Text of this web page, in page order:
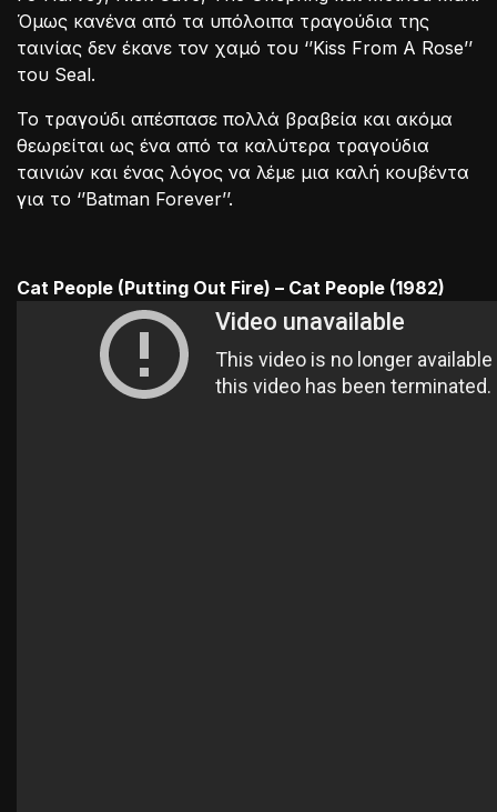
Όμως κανένα από τα υπόλοιπα τραγούδια της
ταινίας δεν έκανε τον χαμό του ‘’Kiss From A Rose’’
του Seal.
Το τραγούδι απέσπασε πολλά βραβεία και ακόμα
θεωρείται ως ένα από τα καλύτερα τραγούδια
ταινιών και ένας λόγος να λέμε μια καλή κουβέντα
για το ‘’Batman Forever’’.
Cat People (Putting Out Fire) – Cat People (1982)